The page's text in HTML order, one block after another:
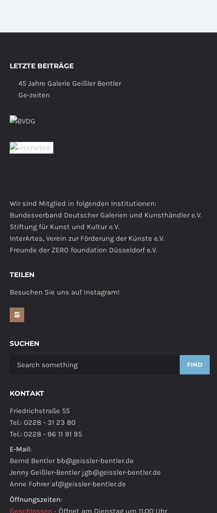
LETZTE BEITRÄGE
45 Jahre Galerie Geißler Bentler
Ge-zeiten
Wir sind Mitglied in folgenden Institutionen:
Bundesverband Deutscher Galerien und Kunsthändler e.V.
Stiftung für Kunst und Kultur e.V.
InterArtes, Verein zur Förderung der Künste e.V.
Freunde der ZERO foundation Düsseldorf e.V.
TEILEN
Besuchen Sie uns auf Instagram!
SUCHEN
FIND
KONTAKT
Friedrichstraße 55
Tel.: 0228 - 31 23 80
Tel.: 0228 - 96 11 91 95
E-Mail:
Bernd Bentler bb@geissler-bentler.de
Jenny Geißler-Bentler jgb@geissler-bentler.de
Anne Fohrer af@geissler-bentler.de
Öffnungszeiten:
Geschlossen · Öffnet am Dienstag um 11:00 Uhr